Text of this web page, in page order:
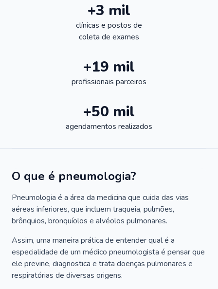
+3 mil
clínicas e postos de
coleta de exames
+19 mil
profissionais parceiros
+50 mil
agendamentos realizados
O que é pneumologia?
Pneumologia é a área da medicina que cuida das vias
aéreas inferiores, que incluem traqueia, pulmões,
brônquios, bronquíolos e alvéolos pulmonares.
Assim, uma maneira prática de entender qual é a
especialidade de um médico pneumologista é pensar que
ele previne, diagnostica e trata doenças pulmonares e
respiratórias de diversas origens.